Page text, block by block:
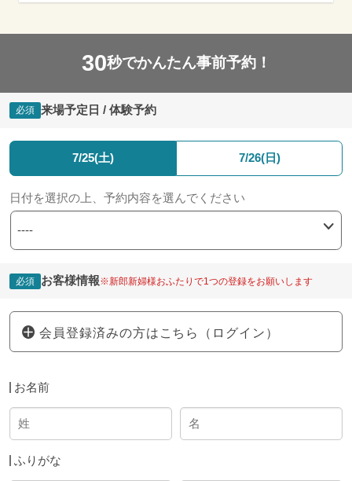
30秒でかんたん事前予約！
必須 来場予定日 / 体験予約
7/25(土) 7/26(日)
日付を選択の上、予約内容を選んでください
必須 お客様情報※新郎新婦様おふたりで1つの登録をお願いします
会員登録済みの方はこちら（ログイン）
お名前
ふりがな